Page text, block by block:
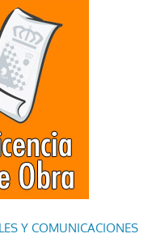
Y COMUNICACIONES